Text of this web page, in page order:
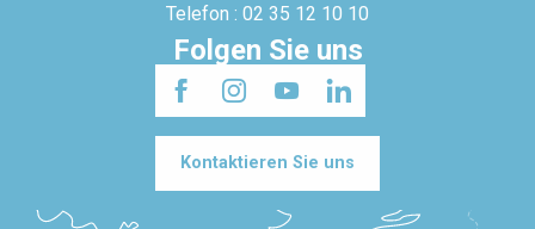
Telefon : 02 35 12 10 10
Folgen Sie uns
Kontaktieren Sie uns